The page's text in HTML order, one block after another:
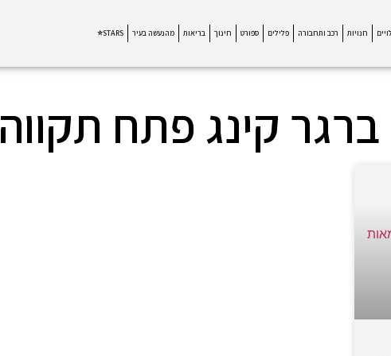
חנויות רכב ותחבורה פלילים ספורט חינוך בריאות מהנעשה בעיר STARS⭐
ברגר קינג פתח תקווה